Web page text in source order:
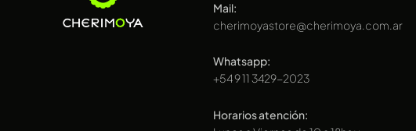
Mail:
cherimoyastore@cherimoya.com.ar
Whatsapp:
+54 9 11 3429-2023
Horarios atención: